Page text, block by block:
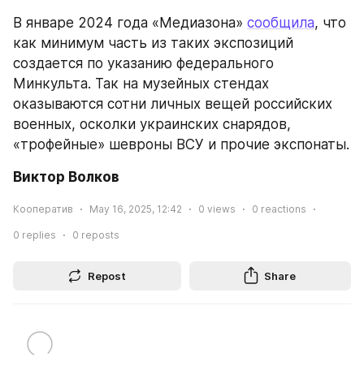
В январе 2024 года «Медиазона» сообщила, что
как минимум часть из таких экспозиций
создается по указанию федерального
Минкульта. Так на музейных стендах
оказываются сотни личных вещей российских
военных, осколки украинских снарядов,
«трофейные» шевроны ВСУ и прочие экспонаты.
Виктор Волков
Кооператив May 16, 2025, 12:42 0 views 0 reactions
0 replies 0 reposts
Repost Share